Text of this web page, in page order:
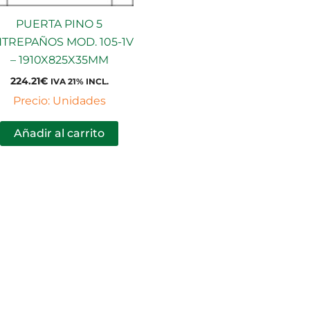
PUERTA PINO 5
MOD. 105-1V
– 1910X825X35MM
224.21€ IVA 21% INCL.
Precio: Unidades
Añadir al carrito